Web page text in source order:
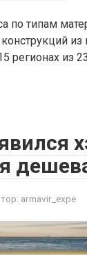
по типам
из
регионах из
armavir_expe